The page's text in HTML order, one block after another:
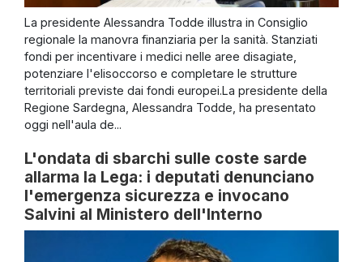
La presidente Alessandra Todde illustra in Consiglio
regionale la manovra finanziaria per la sanità. Stanziati
fondi per incentivare i medici nelle aree disagiate,
potenziare l'elisoccorso e completare le strutture
territoriali previste dai fondi europei.La presidente della
Regione Sardegna, Alessandra Todde, ha presentato
oggi nell'aula de...
L'ondata di sbarchi sulle coste sarde
allarma la Lega: i deputati denunciano
l'emergenza sicurezza e invocano
Salvini al Ministero dell'Interno